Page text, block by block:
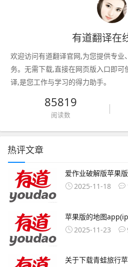
有道翻译在
欢迎访问有道翻译官网,为您提供专业
务。无需下载,直接在网页版入口即可
译,是您工作与学习的得力助手。
85819
阅读数
热评文章
爱作业破解版苹果
2025-11-18
苹果版的地图
2025-11-23
关于下载青蛙旅行